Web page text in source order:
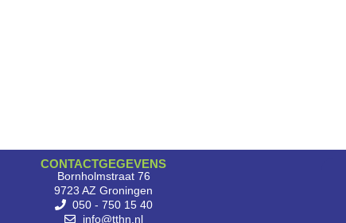
CONTACTGEGEVENS
Bornholmstraat 76
9723 AZ Groningen
050 - 750 15 40
info@tthn.nl